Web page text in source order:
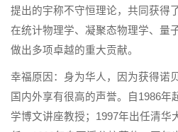
提出的宇称不守恒理论，共同获得
在统计物理学、凝聚态物理学、量
做出多项卓越的重大贡献。
幸福原因：身为华人，因为获得诺
国内外享有很高的声誉。自1986年
学博文讲座教授；1997年出任清华